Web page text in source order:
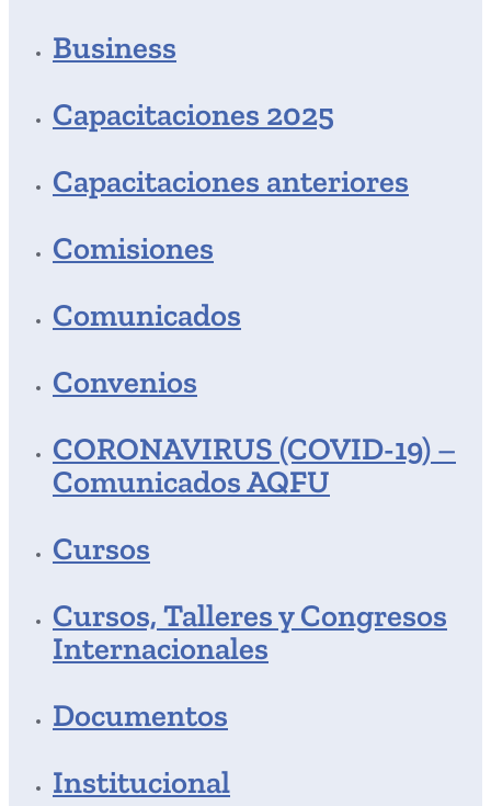
Business
Capacitaciones 2025
Capacitaciones anteriores
Comisiones
Comunicados
Convenios
CORONAVIRUS (COVID-19) –
Comunicados AQFU
Cursos
Cursos, Talleres y Congresos
Internacionales
Documentos
Institucional